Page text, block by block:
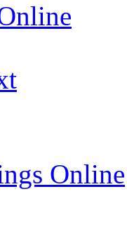
Online